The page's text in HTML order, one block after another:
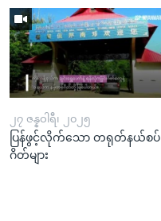
၂၇ ဇန္နဝါရီ၊ ၂၀၂၅
ပြန်ဖွင့်လိုက်သော တရုတ်နယ်စပ်
ဂိတ်များ